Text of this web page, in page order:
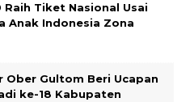
Raih Tiket Nasional Usai
Anak Indonesia Zona
Ober Gultom Beri Ucapan
ke-18 Kabupaten